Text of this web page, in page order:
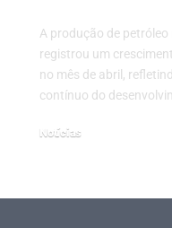
A produção de petróleo
registrou um
no mês de abril,
contínuo do
Notícias